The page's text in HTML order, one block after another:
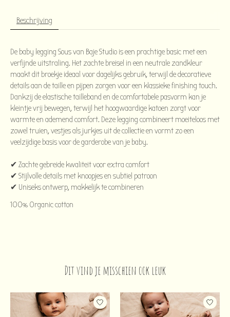
Beschrijving
De baby legging Sous van Baje Studio is een prachtige basic met een
verfijnde uitstraling. Het zachte breisel in een neutrale zandkleur
maakt dit broekje ideaal voor dagelijks gebruik, terwijl de decoratieve
details aan de taille en pijpen zorgen voor een klassieke finishing touch.
Dankzij de elastische tailleband en de comfortabele pasvorm kan je
kleintje vrij bewegen, terwijl het hoogwaardige katoen zorgt voor
warmte en ademend comfort. Deze legging combineert moeiteloos met
zowel truien, vestjes als jurkjes uit de collectie en vormt zo een
veelzijdige basis voor de garderobe van je baby.
✔ Zachte gebreide kwaliteit voor extra comfort
✔ Stijlvolle details met knoopjes en subtiel patroon
✔ Uniseks ontwerp, makkelijk te combineren
100% Organic cotton
Dit vind je misschien ook leuk
Items van productcarrousel